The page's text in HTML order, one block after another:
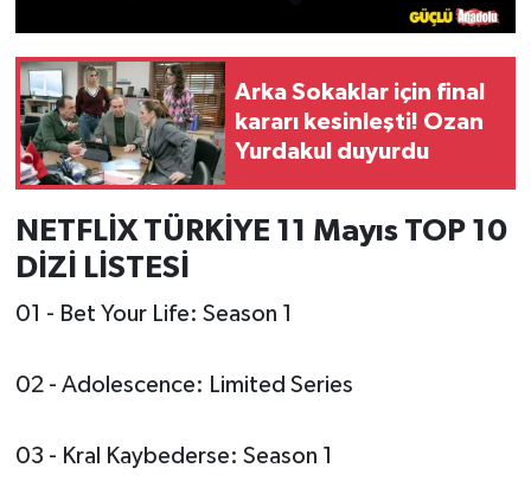
Arka Sokaklar için final
kararı kesinleşti! Ozan
Yurdakul duyurdu
NETFLİX TÜRKİYE 11 Mayıs TOP 10
DİZİ LİSTESİ
01 - Bet Your Life: Season 1
02 - Adolescence: Limited Series
03 - Kral Kaybederse: Season 1